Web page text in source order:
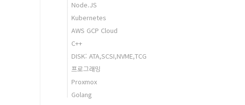
Node.JS
Kubernetes
AWS GCP Cloud
C++
DISK: ATA,SCSI,NVME,TCG
프로그래밍
Proxmox
Golang